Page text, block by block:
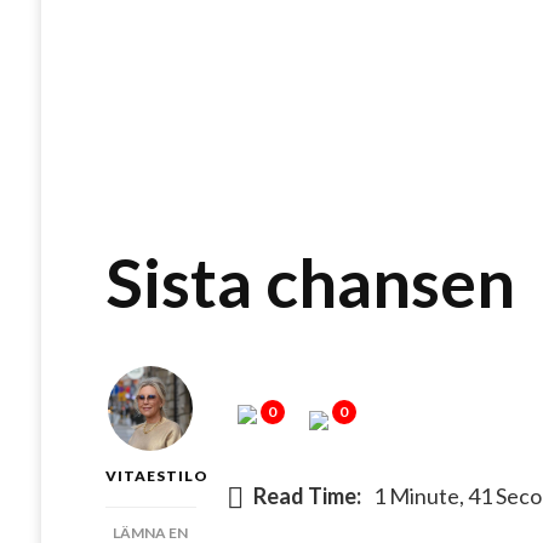
Sista chansen
VITAESTILO
LÄMNA EN
0 0
Read Time: 1 Minute, 41